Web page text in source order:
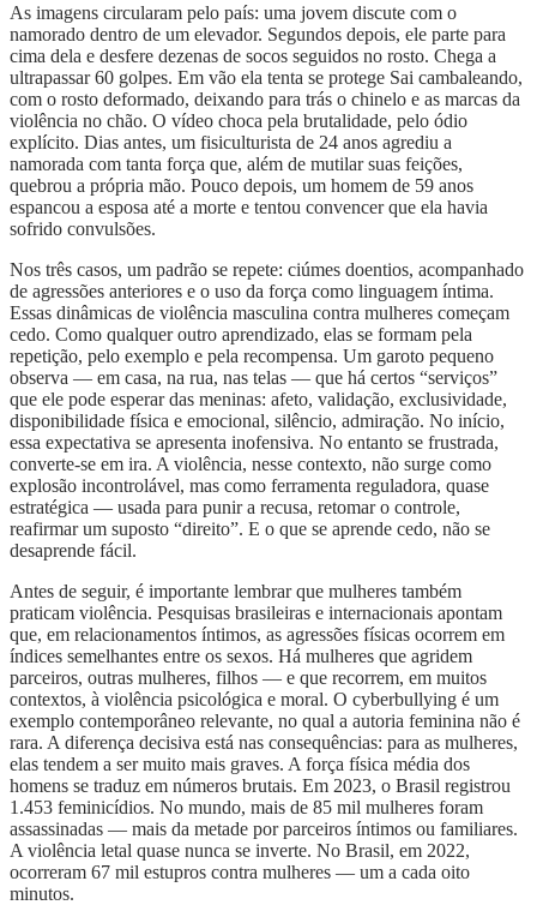
As imagens circularam pelo país: uma jovem discute com o
namorado dentro de um elevador. Segundos depois, ele parte para
cima dela e desfere dezenas de socos seguidos no rosto. Chega a
ultrapassar 60 golpes. Em vão ela tenta se protege Sai cambaleando,
com o rosto deformado, deixando para trás o chinelo e as marcas da
violência no chão. O vídeo choca pela brutalidade, pelo ódio
explícito. Dias antes, um fisiculturista de 24 anos agrediu a
namorada com tanta força que, além de mutilar suas feições,
quebrou a própria mão. Pouco depois, um homem de 59 anos
espancou a esposa até a morte e tentou convencer que ela havia
sofrido convulsões.
Nos três casos, um padrão se repete: ciúmes doentios, acompanhado
de agressões anteriores e o uso da força como linguagem íntima.
Essas dinâmicas de violência masculina contra mulheres começam
cedo. Como qualquer outro aprendizado, elas se formam pela
repetição, pelo exemplo e pela recompensa. Um garoto pequeno
observa — em casa, na rua, nas telas — que há certos “serviços”
que ele pode esperar das meninas: afeto, validação, exclusividade,
disponibilidade física e emocional, silêncio, admiração. No início,
essa expectativa se apresenta inofensiva. No entanto se frustrada,
converte-se em ira. A violência, nesse contexto, não surge como
explosão incontrolável, mas como ferramenta reguladora, quase
estratégica — usada para punir a recusa, retomar o controle,
reafirmar um suposto “direito”. E o que se aprende cedo, não se
desaprende fácil.
Antes de seguir, é importante lembrar que mulheres também
praticam violência. Pesquisas brasileiras e internacionais apontam
que, em relacionamentos íntimos, as agressões físicas ocorrem em
índices semelhantes entre os sexos. Há mulheres que agridem
parceiros, outras mulheres, filhos — e que recorrem, em muitos
contextos, à violência psicológica e moral. O cyberbullying é um
exemplo contemporâneo relevante, no qual a autoria feminina não é
rara. A diferença decisiva está nas consequências: para as mulheres,
elas tendem a ser muito mais graves. A força física média dos
homens se traduz em números brutais. Em 2023, o Brasil registrou
1.453 feminicídios. No mundo, mais de 85 mil mulheres foram
assassinadas — mais da metade por parceiros íntimos ou familiares.
A violência letal quase nunca se inverte. No Brasil, em 2022,
ocorreram 67 mil estupros contra mulheres — um a cada oito
minutos.